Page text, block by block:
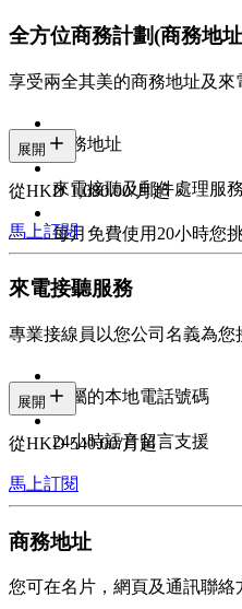
全方位商務計劃(商務地
享受兩全其美的商務地址及來
商務地址
來電接聽及郵件處理服務
每月免費使用20小時您
展開
從HKD 1,080.00/月起
馬上訂閱
來電接聽服務
專業接線員以您公司名義為
專屬的本地電話號碼
24小時語音留言支援
展開
從HKD 540.00/月起
馬上訂閱
商務地址
您可在名片，網頁及通訊聯